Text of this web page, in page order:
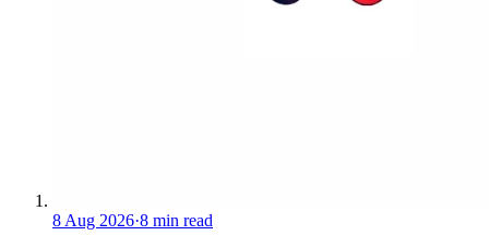
8 Aug 2026·8 min read